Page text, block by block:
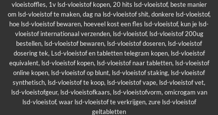
vloeistoffles, 1v lsd-vloeistof kopen,20 hits lsd-vloeistof, beste manier
om lsd-vloeistof te maken,dag na lsd-vloeistof shit,donkere lsd-vloeistof,
hoe lsd-vloeistof bewaren, hoeveel kost een fles lsd-vloeistof, kun je lsd-
vloeistof internationaal verzenden, lsd-vloeistof, lsd-vloeistof 200ug
bestellen, lsd-vloeistof bewaren, lsd-vloeistof doseren, lsd-vloeistof
dosering tek, Lsd-vloeistof en tabletten telegram kopen, lsd-vloeistof
equivalent, lsd-vloeistof kopen, lsd-vloeistof naar tabletten, lsd-vloeistof
online kopen, lsd-vloeistof op blunt, lsd-vloeistof staking, lsd-vloeistof
synthetisch, lsd-vloeistof te koop, lsd-vloeistof vape, lsd-vloeistof vet,
lsd-vloeistofgeur, lsd-vloeistofkaars, lsd-vloeistofvorm,omicrogam van
lsd-vloeistof,waar lsd-vloeistof te verkrijgen,zure lsd-vloeistof
geltabletten